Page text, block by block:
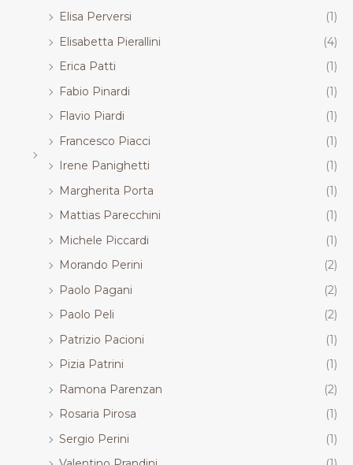
Elisa Perversi
(1)
Elisabetta Pierallini
(4)
Erica Patti
(1)
Fabio Pinardi
(1)
Flavio Piardi
(1)
Francesco Piacci
(1)
Irene Panighetti
(1)
Margherita Porta
(1)
Mattias Parecchini
(1)
Michele Piccardi
(1)
Morando Perini
(2)
Paolo Pagani
(2)
Paolo Peli
(2)
Patrizio Pacioni
(1)
Pizia Patrini
(1)
Ramona Parenzan
(2)
Rosaria Pirosa
(1)
Sergio Perini
(1)